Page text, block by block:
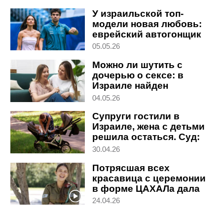
У израильской топ-
модели новая любовь:
еврейский автогонщик
из Канады
05.05.26
Можно ли шутить с
дочерью о сексе: в
Израиле найден
научный ответ
04.05.26
Супруги гостили в
Израиле, жена с детьми
решила остаться. Суд:
ты похитила детей
30.04.26
Потрясшая всех
красавица с церемонии
в форме ЦАХАЛа дала
особое интервью
24.04.26